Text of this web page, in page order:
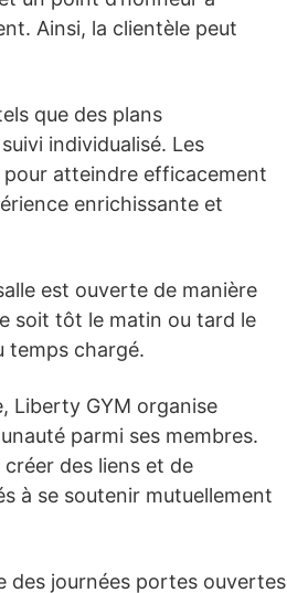
Ainsi, la clientèle peut
que des plans
individualisé. Les
pour atteindre efficacement
enrichissante et
est ouverte de manière
soit tôt le matin ou tard le
temps chargé.
Liberty GYM organise
parmi ses membres.
des liens et de
à se soutenir mutuellement
des journées portes ouvertes